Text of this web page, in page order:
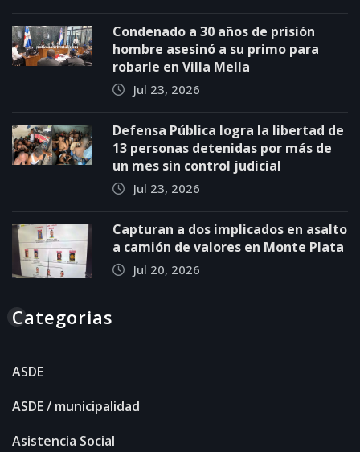
Condenado a 30 años de prisión
hombre asesinó a su primo para
robarle en Villa Mella
Jul 23, 2026
Defensa Pública logra la libertad de
13 personas detenidas por más de
un mes sin control judicial
Jul 23, 2026
Capturan a dos implicados en asalto
a camión de valores en Monte Plata
Jul 20, 2026
Categorias
ASDE
ASDE / municipalidad
Asistencia Social